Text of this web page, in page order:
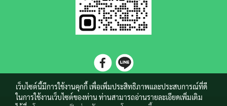
เว็บไซต์นี้มีการใช้งานคุกกี้ เพื่อเพิ่มประสิทธิภาพและประสบการณ์ที่ดี
ในการใช้งานเว็บไซต์ของท่าน ท่านสามารถอ่านรายละเอียดเพิ่มเติม